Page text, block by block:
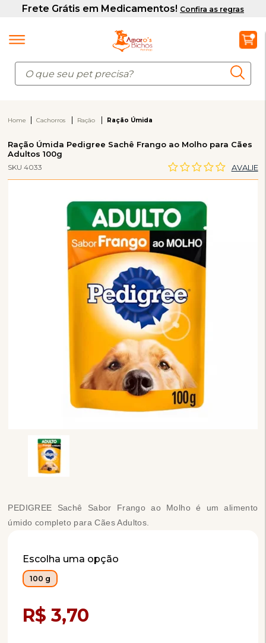
Home Cachorros Ração Ração Úmida
Ração Úmida Pedigree Sachê Frango ao Molho para Cães
Adultos 100g
SKU 4033 AVALIE
PEDIGREE Sachê Sabor Frango ao Molho é um alimento
úmido completo para Cães Adultos.
Escolha uma opção
100 g
R$ 3,70